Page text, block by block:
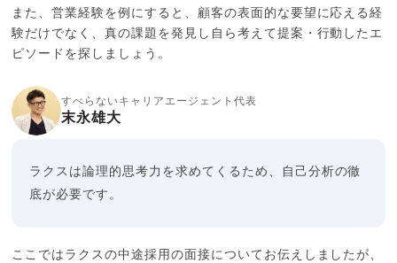
また、営業経験を例にすると、顧客の表面的な要望に応える経
験だけでなく、真の課題を発見し自ら考えて提案・行動したエ
ピソードを探しましょう。
すべらないキャリアエージェント代表
末永雄大
ラクスは論理的思考力を求めてくるため、自己分析の徹
底が必要です。
ここではラクスの中途採用の面接についてお伝えしましたが、